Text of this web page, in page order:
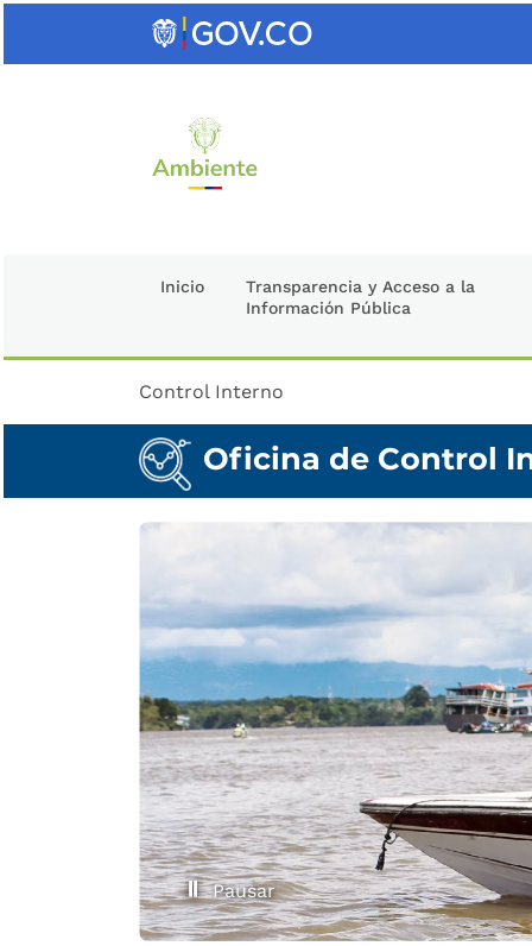
Inicio
Transparencia y Acceso a la
Información Pública
Control Interno
Oficina de Control
Pausar